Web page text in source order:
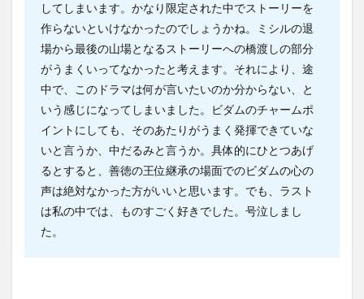
してしまいます。かなり限定された中でストーリーを
作らないといけなかったのでしょうかね。ミシルの退
場から最後の山場となるストーリーへの橋渡しの部分
がうまくいってなかったと考えます。それにより、途
中で、このドラマは何が言いたいのか分からない、と
いう感じになってしまいました。ビダムのチャームポ
イントにしても、そのあたりがうまく発揮できていな
いと言うか、中だるみと言うか。具体的にひとつあげ
るとすると、善徳の王位継承の場面でのビダムの心の
声は絶対なかった方がいいと思います。でも、ラスト
は私の中では、ものすごく好きでした。号泣しまし
た。